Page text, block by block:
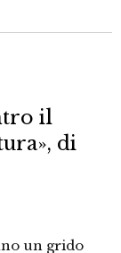
il
di
un grido